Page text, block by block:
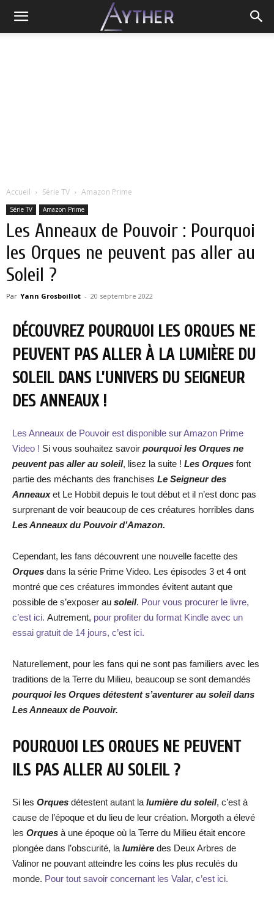
Accueil Série TV Amazon Prime
Série TV Amazon Prime
Les Anneaux de Pouvoir : Pourquoi
les Orques ne peuvent pas aller au
Soleil ?
Par Yann Grosboillot - 20 septembre 2022
DÉCOUVREZ POURQUOI LES ORQUES NE
PEUVENT PAS ALLER À LA LUMIÈRE DU
SOLEIL DANS L’UNIVERS DU SEIGNEUR
DES ANNEAUX !
Les Anneaux de Pouvoir est disponible sur Amazon Prime
Video ! Si vous souhaitez savoir pourquoi les Orques ne
peuvent pas aller au soleil, lisez la suite ! Les Orques font
partie des méchants des franchises Le Seigneur des
Anneauxet Le Hobbit depuis le tout début et il n’est donc pas
surprenant de voir beaucoup de ces créatures horribles dans
Les Anneaux du Pouvoir d’Amazon.
Cependant, les fans découvrent une nouvelle facette des
Orques dans la série Prime Video. Les épisodes 3 et 4 ont
montré que ces créatures immondes évitent autant que
possible de s’exposer au soleil. Pour vous procurer le livre,
c’est ici. Autrement, pour profiter du format Kindle avec un
essai gratuit de 14 jours, c’est ici.
Naturellement, pour les fans qui ne sont pas familiers avec les
traditions de la Terre du Milieu, beaucoup se sont demandés
pourquoi les Orques détestent s’aventurer au soleil dans
Les Anneaux de Pouvoir.
POURQUOI LES ORQUES NE PEUVENT
ILS PAS ALLER AU SOLEIL ?
Si les Orques détestent autant la lumière du soleil, c’est à
cause de l’époque et du lieu de leur création. Morgoth a élevé
les Orques à une époque où la Terre du Milieu était encore
plongée dans l’obscurité, la lumière des Deux Arbres de
Valinor ne pouvant atteindre les coins les plus reculés du
monde. Pour tout savoir concernant les Valar, c’est ici.